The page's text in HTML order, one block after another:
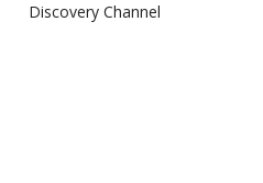
Discovery Channel